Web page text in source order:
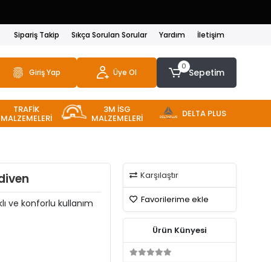
Sipariş Takip Sıkça Sorulan Sorular Yardım İletişim
Giriş Yap Üye Ol
0
Sepetim
TRAFİK
MALZEMELERİ
3M İSG
MALZEMELERİ DELTA PLUS
ve konforlu kullanım
Karşılaştır
Favorilerime ekle
Ürün Künyesi